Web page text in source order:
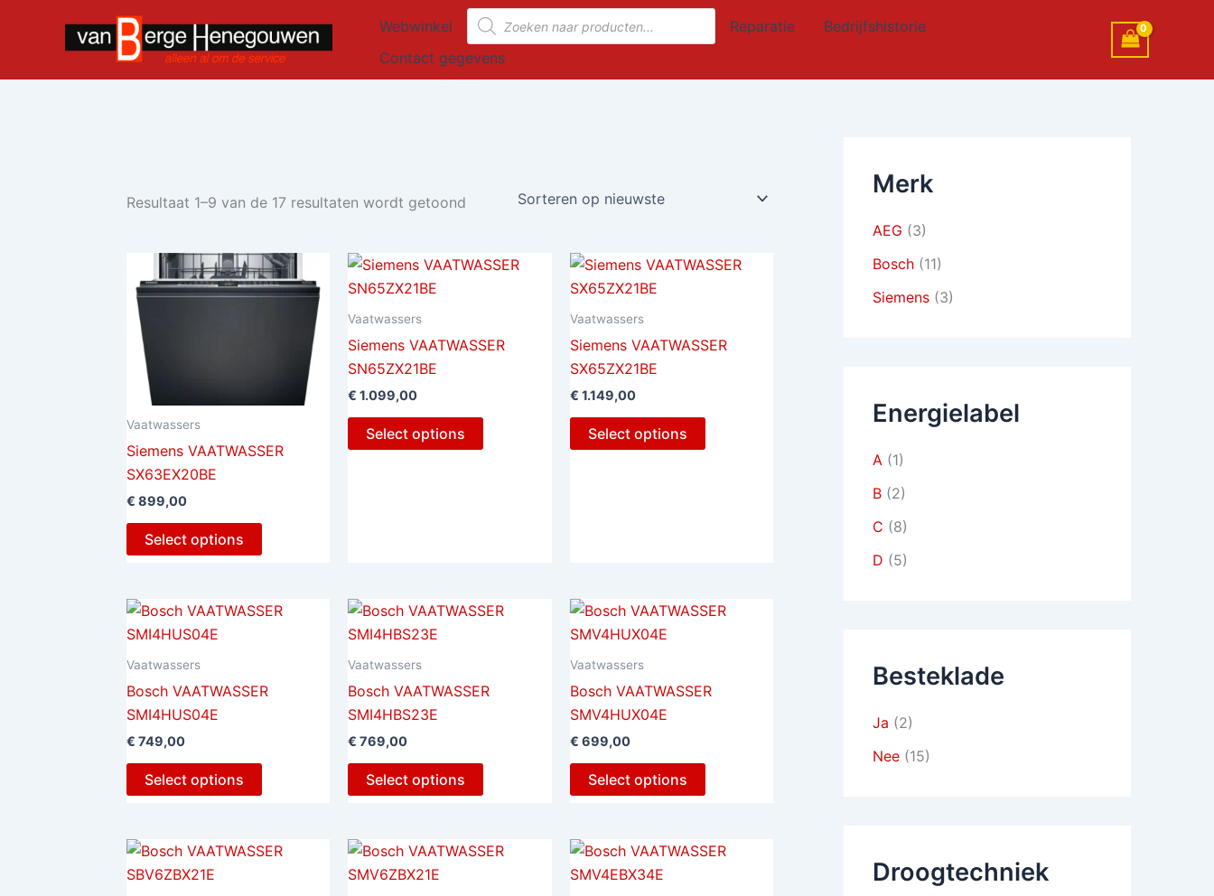
inhoud
Webwinkel
Producten
zoeken
Reparatie
Bedrijfshistorie
Contact gegevens
Resultaat 1–9 van de 17 resultaten wordt getoond
Gesorteerd
op
nieuwste
Vaatwassers
Siemens VAATWASSER
SX63EX20BE
€ 899,00
Select options
Vaatwassers
Siemens VAATWASSER
SN65ZX21BE
€ 1.099,00
Select options
Vaatwassers
Siemens VAATWASSER
SX65ZX21BE
€ 1.149,00
Select options
Vaatwassers
Bosch VAATWASSER
SMI4HUS04E
€ 749,00
Select options
Vaatwassers
Bosch VAATWASSER
SMI4HBS23E
€ 769,00
Select options
Vaatwassers
Bosch VAATWASSER
SMV4HUX04E
€ 699,00
Select options
Merk
AEG (3)
Bosch (11)
Siemens (3)
Energielabel
A (1)
B (2)
C (8)
D (5)
Besteklade
Ja (2)
Nee (15)
Droogtechniek